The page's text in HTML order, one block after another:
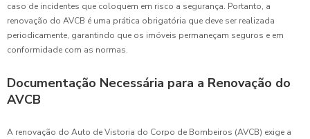
caso de incidentes que coloquem em risco a segurança. Portanto, a
renovação do AVCB é uma prática obrigatória que deve ser realizada
periodicamente, garantindo que os imóveis permaneçam seguros e em
conformidade com as normas.
Documentação Necessária para a Renovação do
AVCB
A renovação do Auto de Vistoria do Corpo de Bombeiros (AVCB) exige a